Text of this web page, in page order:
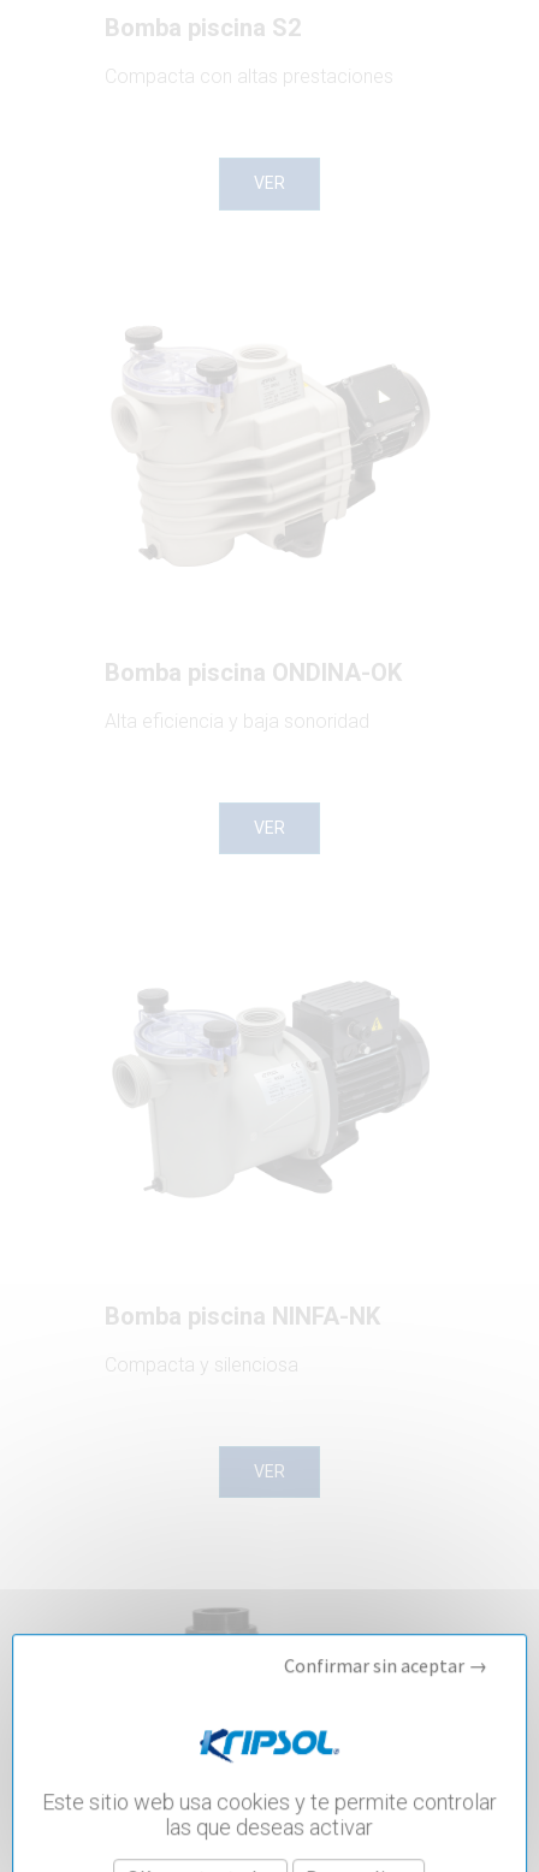
Bomba piscina S2
Compacta con altas prestaciones
VER
Bomba piscina ONDINA-OK
Alta eficiencia y baja sonoridad
VER
Bomba piscina NINFA-NK
Compacta y silenciosa
VER
Este sitio web usa cookies y te permite controlar
las que deseas activar
Confirmar sin aceptar →